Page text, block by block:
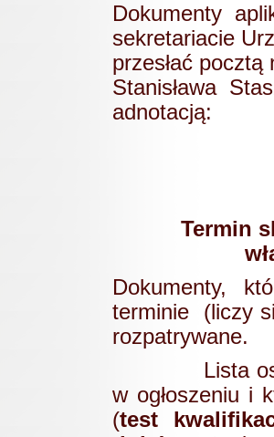
Dokumenty
sekretariacie
przesłać
Stanisława
Termin
Dokumenty,
terminie (liczy
rozpatrywane.
Lista osób
w ogłoszeniu i
(test